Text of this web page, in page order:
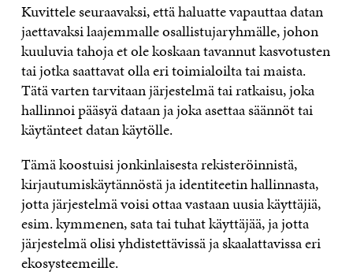
Kuvittele seuraavaksi, että haluatte vapauttaa datan
jaettavaksi laajemmalle osallistujaryhmälle, johon
kuuluvia tahoja et ole koskaan tavannut kasvotusten
tai jotka saattavat olla eri toimialoilta tai maista.
Tätä varten tarvitaan järjestelmä tai ratkaisu, joka
hallinnoi pääsyä dataan ja joka asettaa säännöt tai
käytänteet datan käytölle.
Tämä koostuisi jonkinlaisesta rekisteröinnistä,
kirjautumiskäytännöstä ja identiteetin hallinnasta,
jotta järjestelmä voisi ottaa vastaan uusia käyttäjiä,
esim. kymmenen, sata tai tuhat käyttäjää, ja jotta
järjestelmä olisi yhdistettävissä ja skaalattavissa eri
ekosysteemeille.